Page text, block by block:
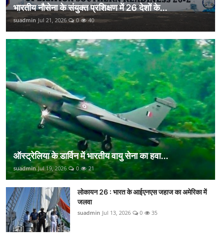
भारतीय नौसेना के संयुक्त प्रशिक्षण में 26 देशों के...
suadmin Jul 21, 2026 0 40
ऑस्ट्रेलिया के डार्विन में भारतीय वायु सेना का हवा...
suadmin Jul 19, 2026 0 21
लोकायन 26 : भारत के आईएनएस जहाज का अमेरिका में
जलवा
suadmin Jul 13, 2026 0 35